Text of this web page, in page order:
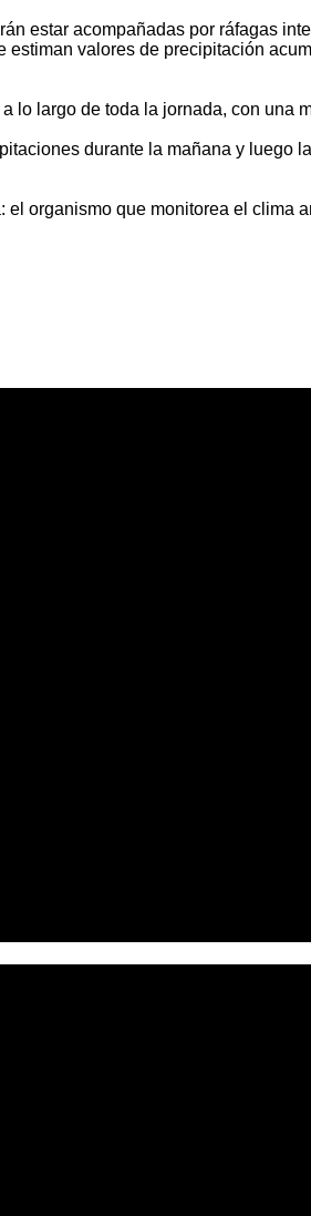
estar acompañadas por ráfagas
valores de precipitación
largo de toda la jornada, con una
durante la mañana y luego
organismo que monitorea el clima